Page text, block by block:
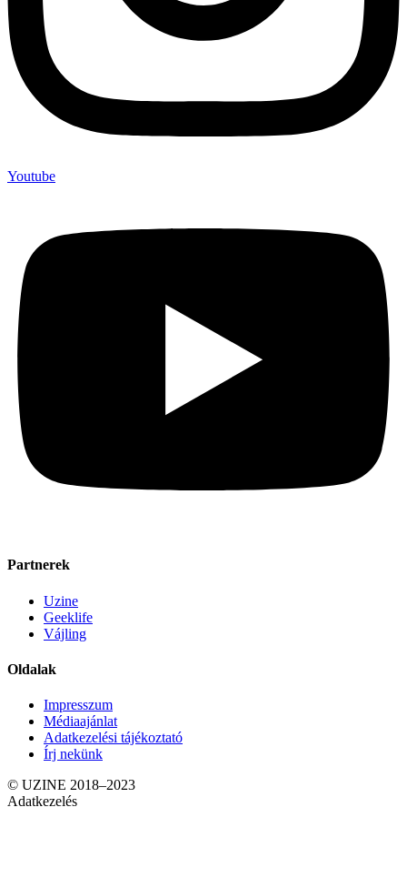
Youtube
Partnerek
Uzine
Geeklife
Vájling
Oldalak
Impresszum
Médiaajánlat
Adatkezelési tájékoztató
Írj nekünk
© UZINE 2018–2023
Adatkezelés